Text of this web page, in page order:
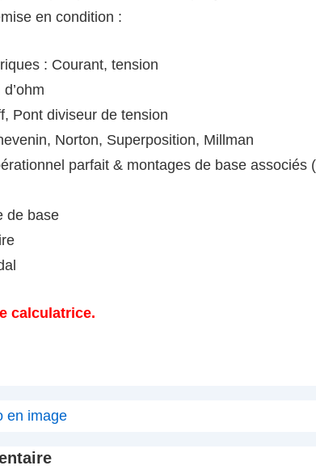
en condition :
: Courant, tension
Pont diviseur de tension
Norton, Superposition, Millman
parfait & montages de base associés
de base
calculatrice.
en image